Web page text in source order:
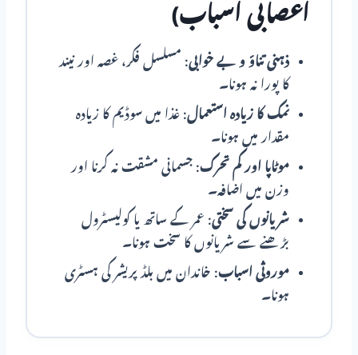
اعصابی اسباب)
ذہنی تناؤ و بے خوابی: مسلسل فکر، غصہ اور نیند
کا پورا نہ ہونا۔
نمک کا زیادہ استعمال: غذا میں سوڈیم کا زیادہ
مقدار میں ہونا۔
موٹاپا اور کم تحرک: جسمانی مشقت نہ کرنا اور
وزن میں اضافہ۔
شریانوں کی سختی: عمر کے ساتھ یا کولیسٹرول
بڑھنے سے شریانوں کا سخت ہونا۔
موروثی اسباب: خاندان میں بلڈ پریشر کی ہسٹری
ہونا۔